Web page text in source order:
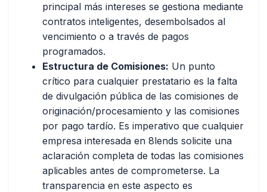
principal más intereses se gestiona mediante
contratos inteligentes, desembolsados al
vencimiento o a través de pagos
programados.
Estructura de Comisiones: Un punto
crítico para cualquier prestatario es la falta
de divulgación pública de las comisiones de
originación/procesamiento y las comisiones
por pago tardío. Es imperativo que cualquier
empresa interesada en 8lends solicite una
aclaración completa de todas las comisiones
aplicables antes de comprometerse. La
transparencia en este aspecto es